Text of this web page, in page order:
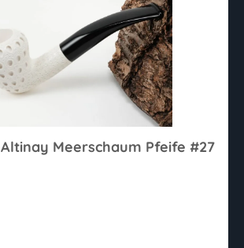
Altinay Meerschaum Pfeife #27